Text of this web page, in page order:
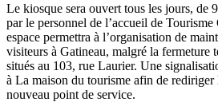
Le kiosque sera ouvert tous les jours, de
par le personnel de l’accueil de
espace permettra à l’organisation de
visiteurs à Gatineau, malgré la fermeture
situés au 103, rue Laurier. Une
à La maison du tourisme afin de rediriger
nouveau point de service.